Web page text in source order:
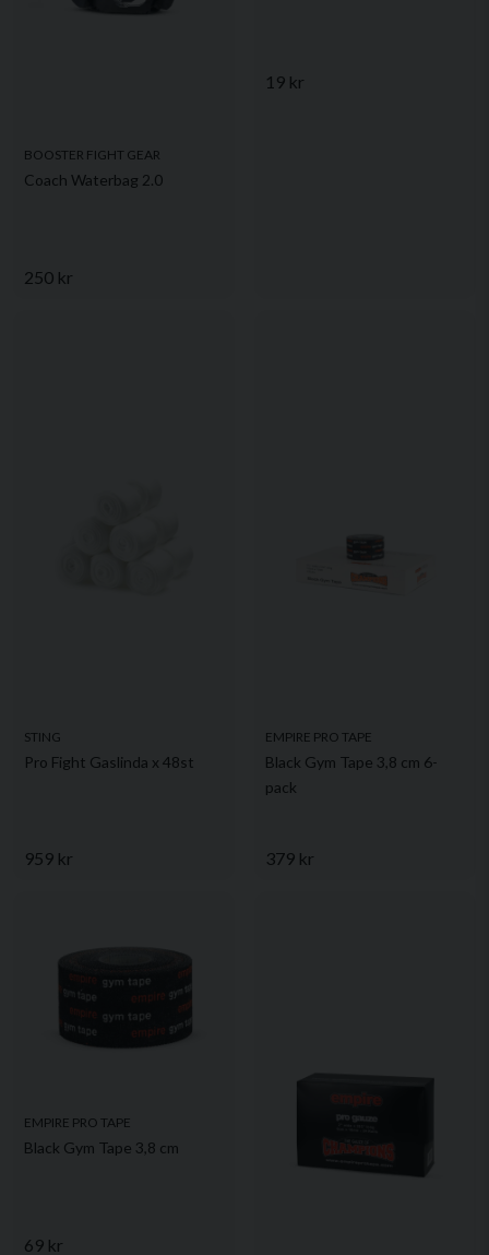
BOOSTER FIGHT GEAR
Coach Waterbag 2.0
250 kr
19 kr
STING
Pro Fight Gaslinda x 48st
959 kr
EMPIRE PRO TAPE
Black Gym Tape 3,8 cm 6-
pack
379 kr
EMPIRE PRO TAPE
Black Gym Tape 3,8 cm
69 kr